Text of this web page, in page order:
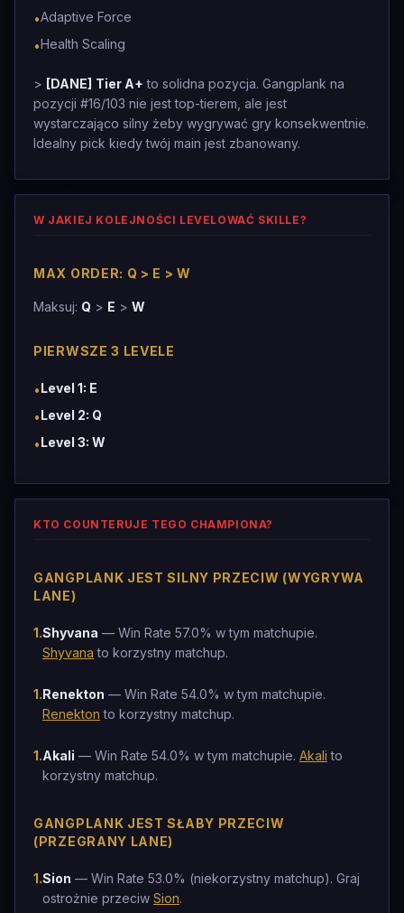
•Adaptive Force
•Health Scaling
> [DANE] Tier A+ to solidna pozycja. Gangplank na
pozycji #16/103 nie jest top-tierem, ale jest
wystarczająco silny żeby wygrywać gry konsekwentnie.
Idealny pick kiedy twój main jest zbanowany.
W JAKIEJ KOLEJNOŚCI LEVELOWAĆ SKILLE?
MAX ORDER: Q > E > W
Maksuj: Q > E > W
PIERWSZE 3 LEVELE
•Level 1: E
•Level 2: Q
•Level 3: W
KTO COUNTERUJE TEGO CHAMPIONA?
GANGPLANK JEST SILNY PRZECIW (WYGRYWA
LANE)
1.Shyvana — Win Rate 57.0% w tym matchupie.
Shyvana to korzystny matchup.
1.Renekton — Win Rate 54.0% w tym matchupie.
Renekton to korzystny matchup.
1.Akali — Win Rate 54.0% w tym matchupie. Akali to
korzystny matchup.
GANGPLANK JEST SŁABY PRZECIW
(PRZEGRANY LANE)
1.Sion — Win Rate 53.0% (niekorzystny matchup). Graj
ostrożnie przeciw Sion.